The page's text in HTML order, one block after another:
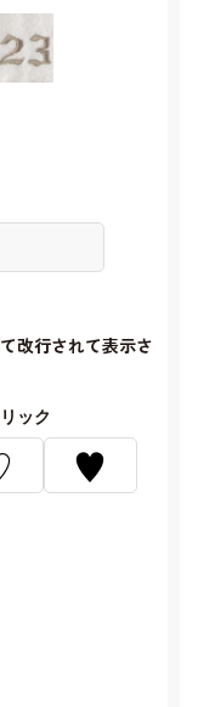
改行されて表示さ
ック
♥